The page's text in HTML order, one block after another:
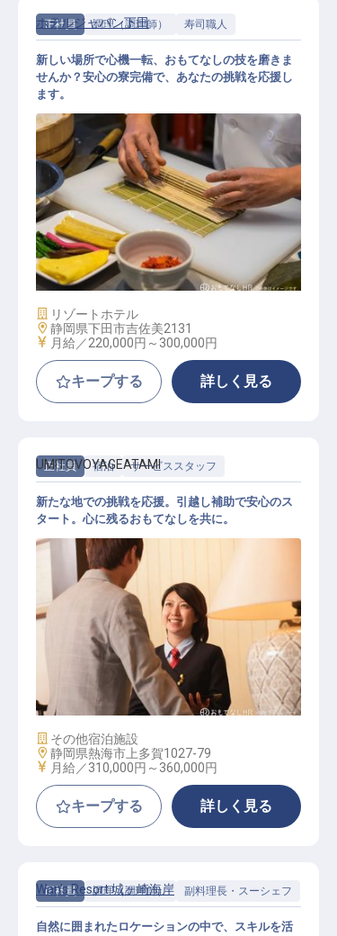
正社員 調理（調理師） 寿司職人
すし職人（見習い）
ホテルジャパン下田
新しい場所で心機一転、おもてなしの技を磨きま
せんか？安心の寮完備で、あなたの挑戦を応援し
ます。
施設業態
リゾートホテル
勤務地
静岡県下田市吉佐美2131
給与
月給／220,000円～ 300,000円
キープする 詳しく見る
正社員 宿泊 サービススタッフ
宿泊スタッフ（一般職）
UMITOVOYAGEATAMI
新たな地での挑戦を応援。引越し補助で安心のス
タート。心に残るおもてなしを共に。
施設業態
その他宿泊施設
勤務地
静岡県熱海市上多賀1027-79
給与
月給／310,000円～ 360,000円
キープする 詳しく見る
正社員 調理（調理師） 副料理長・スーシェフ
Wan’s Resort 城ヶ崎海岸
自然に囲まれたロケーションの中で、スキルを活